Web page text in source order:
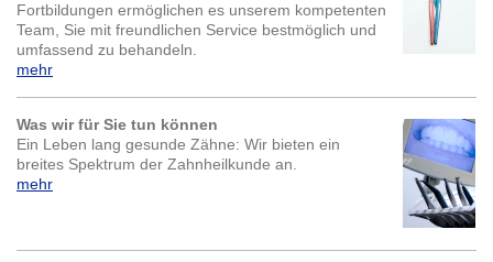
Fortbildungen ermöglichen es unserem kompetenten
Team, Sie mit freundlichen Service bestmöglich und
umfassend zu behandeln.
mehr
Was wir für Sie tun können
Ein Leben lang gesunde Zähne: Wir bieten ein
breites Spektrum der Zahnheilkunde an.
mehr